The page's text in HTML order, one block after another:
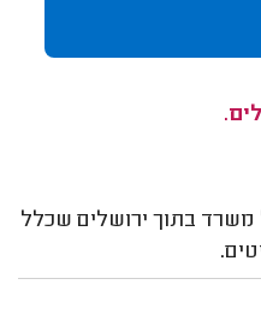
בתוך ירושלים שכלל